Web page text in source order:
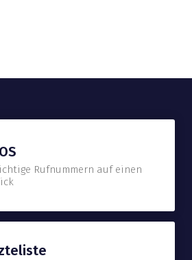
Rufnummern auf einen